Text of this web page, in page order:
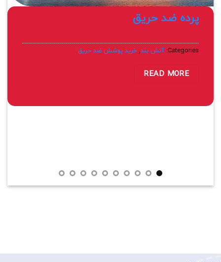
پرده ضد حریق
Categories: آتش بند, خرید پوشش ضد حریق
READ MORE